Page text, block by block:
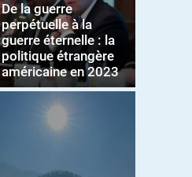
De la guerre
perpétuelle à la
guerre éternelle : la
politique étrangère
américaine en 2023